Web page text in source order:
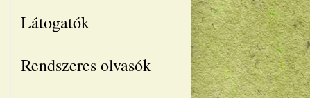
Látogatók
Rendszeres olvasók